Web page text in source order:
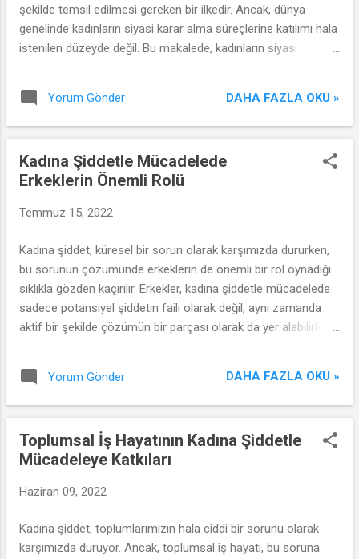
şekilde temsil edilmesi gereken bir ilkedir. Ancak, dünya
genelinde kadınların siyasi karar alma süreçlerine katılımı hala
istenilen düzeyde değil. Bu makalede, kadınların siyasi
alacağız.
Yorum Gönder DAHA FAZLA OKU »
Kadına Şiddetle Mücadelede
Erkeklerin Önemli Rolü
Temmuz 15, 2022
Kadına şiddet, küresel bir sorun olarak karşımızda dururken,
bu sorunun çözümünde erkeklerin de önemli bir rol oynadığı
sıklıkla gözden kaçırılır. Erkekler, kadına şiddetle mücadelede
sadece potansiyel şiddetin faili olarak değil, aynı zamanda
aktif bir şekilde çözümün bir parçası olarak da yer alabilirler.
Yorum Gönder DAHA FAZLA OKU »
Toplumsal İş Hayatının Kadına Şiddetle
Mücadeleye Katkıları
Haziran 09, 2022
Kadına şiddet, toplumlarımızın hala ciddi bir sorunu olarak
karşımızda duruyor. Ancak, toplumsal iş hayatı, bu soruna